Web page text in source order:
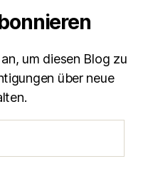
um diesen Blog zu
über neue